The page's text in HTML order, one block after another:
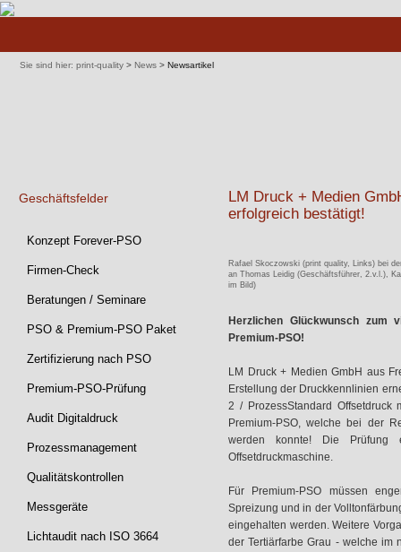
Sie sind hier: print-quality > News > Newsartikel
LM Druck + Medien
erfolgreich bestätigt!
Rafael Skoczowski (print quality, Links) bei
an Thomas Leidig (Geschäftsführer, 2.v.l.),
im Bild)
Herzlichen Glückwunsch zum
Premium-PSO!
LM Druck + Medien GmbH aus
Erstellung der Druckkennlinien
2 / ProzessStandard
Premium-PSO, welche bei der
werden konnte! Die
Offsetdruckmaschine.
Für Premium-PSO müssen
Spreizung und in der
eingehalten werden. Weitere
der Tertiärfarbe Grau - welche im
Geschäftsfelder
Navigation
überspringen
Konzept Forever-PSO
Firmen-Check
Beratungen / Seminare
PSO & Premium-PSO Paket
Zertifizierung nach PSO
Premium-PSO-Prüfung
Audit Digitaldruck
Prozessmanagement
Qualitätskontrollen
Messgeräte
Lichtaudit nach ISO 3664